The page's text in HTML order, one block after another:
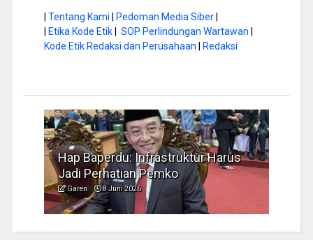
Tentang Kami Pedoman Media Siber|
Etika Kode Etik| SOP Perlindungan Wartawan
Kode Etik Redaksi dan Perusahaan
Redaksi
Hap Baperdu: Infrastruktur Harus
Jadi Perhatian Pemko
Garen 8 Juni 2026